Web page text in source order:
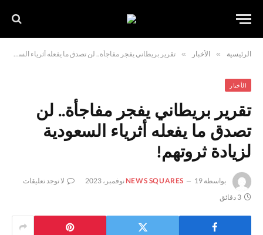
الرئيسية » الأخبار » تقرير بريطاني يفجر مفاجأة.. لن تصدق ما يفعله أثرياء السعودية لزيادة ثروتهم!
الأخبار
تقرير بريطاني يفجر مفاجأة.. لن
تصدق ما يفعله أثرياء السعودية
لزيادة ثروتهم!
بواسطة NEWS SQUARES 19 نوفمبر، 2023
لا توجد تعليقات
3 دقائق